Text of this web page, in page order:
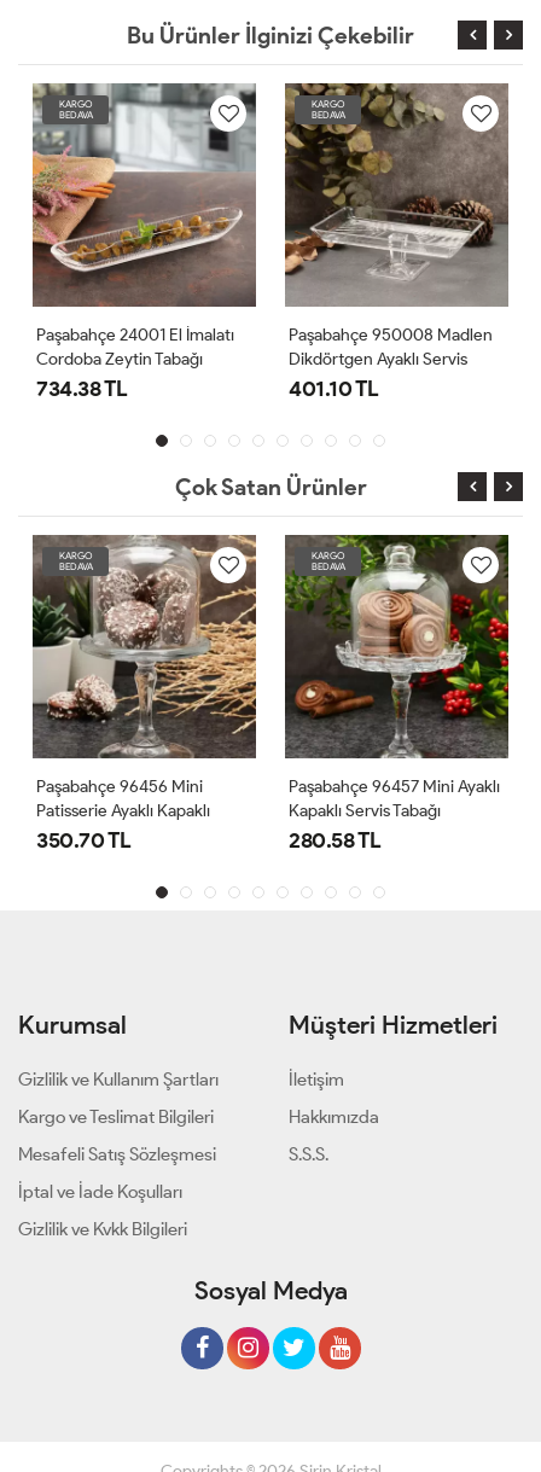
Bu Ürünler İlginizi Çekebilir
KARGO
BEDAVA
Paşabahçe 950008 Madlen
Dikdörtgen Ayaklı Servis
Tabağı
401.10 TL
KARGO
BEDAVA
Paşabahçe 96456 Mini
Patisserie Ayaklı Kapaklı
Fanus
350.70 TL
Çok Satan Ürünler
KARGO
BEDAVA
Paşabahçe 96457 Mini Ayaklı
Kapaklı Servis Tabağı
280.58 TL
KARGO
BEDAVA
TÜKENDİ
Paşabahçe 96878 Kapaklı Ve
Ayaklı Servis Kasesi
356.42 TL
Kurumsal
Gizlilik ve Kullanım Şartları
Kargo ve Teslimat Bilgileri
Mesafeli Satış Sözleşmesi
İptal ve İade Koşulları
Gizlilik ve Kvkk Bilgileri
Müşteri Hizmetleri
İletişim
Hakkımızda
S.S.S.
Sosyal Medya